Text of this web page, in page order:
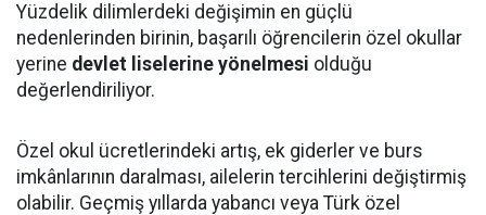
Yüzdelik dilimlerdeki değişimin en güçlü
nedenlerinden birinin, başarılı öğrencilerin özel okullar
yerine devlet liselerine yönelmesi olduğu
değerlendiriliyor.
Özel okul ücretlerindeki artış, ek giderler ve burs
imkânlarının daralması, ailelerin tercihlerini değiştirmiş
olabilir. Geçmiş yıllarda yabancı veya Türk özel